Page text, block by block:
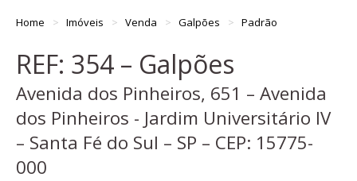
Home Imóveis Venda Galpões Padrão
REF: 354 – Galpões
Avenida dos Pinheiros, 651 – Avenida
dos Pinheiros - Jardim Universitário IV
– Santa Fé do Sul – SP – CEP: 15775-
000